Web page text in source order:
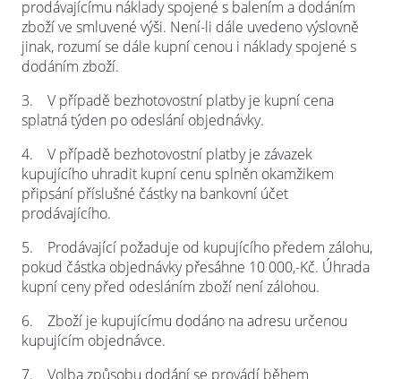
prodávajícímu náklady spojené s balením a dodáním
zboží ve smluvené výši. Není-li dále uvedeno výslovně
jinak, rozumí se dále kupní cenou i náklady spojené s
dodáním zboží.
3. V případě bezhotovostní platby je kupní cena
splatná týden po odeslání objednávky.
4. V případě bezhotovostní platby je závazek
kupujícího uhradit kupní cenu splněn okamžikem
připsání příslušné částky na bankovní účet
prodávajícího.
5. Prodávající požaduje od kupujícího předem zálohu,
pokud částka objednávky přesáhne 10 000,-Kč. Úhrada
kupní ceny před odesláním zboží není zálohou.
6. Zboží je kupujícímu dodáno na adresu určenou
kupujícím objednávce.
7. Volba způsobu dodání se provádí během